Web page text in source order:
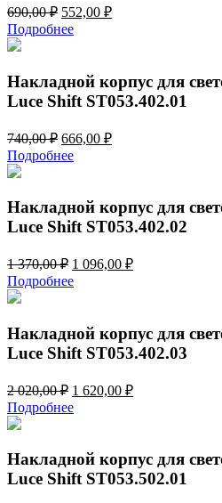
690,00₽ Первоначальная
цена
составляла
552,00 ₽Текущая
Подробнее
Накладной корпус для
Luce Shift ST053.402.01
740,00₽ Первоначальная
цена
составляла
666,00 ₽Текущая
Подробнее
Накладной корпус для
Luce Shift ST053.402.02
1 370,00₽ Первоначальная
цена
составляла
370,00 ₽.
1 096,00 ₽Текущая
Подробнее
Накладной корпус для
Luce Shift ST053.402.03
2 020,00₽ Первоначальная
цена
составляла
020,00 ₽.
1 620,00 ₽Текущая
Подробнее
Накладной корпус для
Luce Shift ST053.502.01